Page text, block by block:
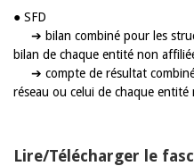
● SFD
➔ bilan combiné pour les
bilan de chaque entité non
➔ compte de résultat combiné
réseau ou celui de chaque
Lire/Télécharger le